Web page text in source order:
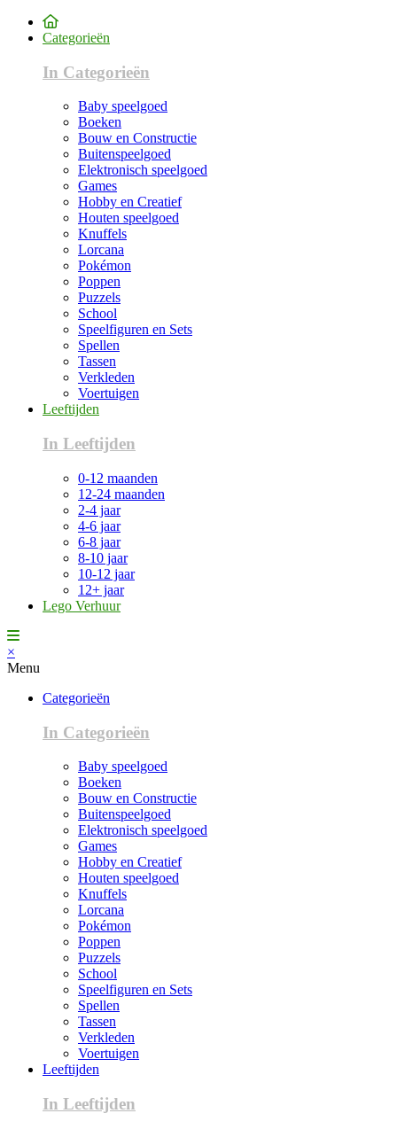
Categorieën
In Categorieën
Baby speelgoed
Boeken
Bouw en Constructie
Buitenspeelgoed
Elektronisch speelgoed
Games
Hobby en Creatief
Houten speelgoed
Knuffels
Lorcana
Pokémon
Poppen
Puzzels
School
Speelfiguren en Sets
Spellen
Tassen
Verkleden
Voertuigen
Leeftijden
In Leeftijden
0-12 maanden
12-24 maanden
2-4 jaar
4-6 jaar
6-8 jaar
8-10 jaar
10-12 jaar
12+ jaar
Lego Verhuur
×
Menu
Categorieën
In Categorieën
Baby speelgoed
Boeken
Bouw en Constructie
Buitenspeelgoed
Elektronisch speelgoed
Games
Hobby en Creatief
Houten speelgoed
Knuffels
Lorcana
Pokémon
Poppen
Puzzels
School
Speelfiguren en Sets
Spellen
Tassen
Verkleden
Voertuigen
Leeftijden
In Leeftijden